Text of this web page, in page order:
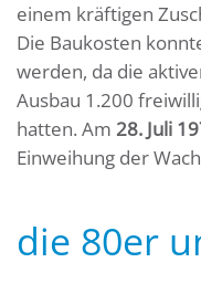
einem kräftigen
Die Baukosten
werden, da die
Ausbau 1.200
hatten. Am 28. Juli
Einweihung der
die 80er